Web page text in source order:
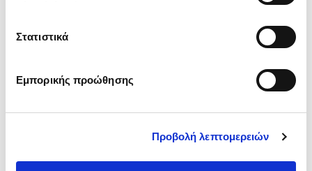
Στατιστικά
Εμπορικής προώθησης
Προβολή λεπτομερειών